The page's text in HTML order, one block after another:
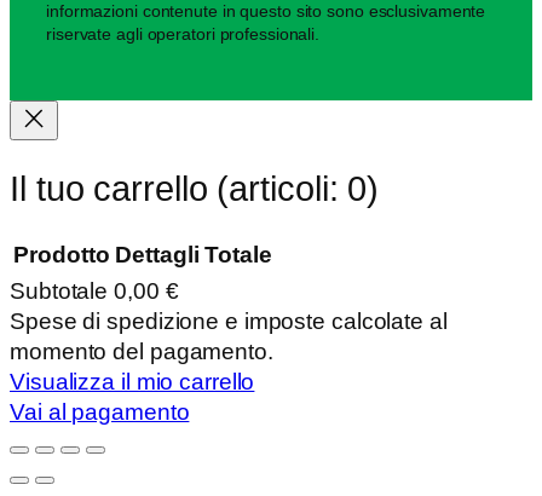
informazioni contenute in questo sito sono esclusivamente
riservate agli operatori professionali.
Il tuo carrello (articoli: 0)
Prodotti
nel
carrello
Prodotto Dettagli Totale
Subtotale0,00 €
Spese di spedizione e imposte calcolate al
momento del pagamento.
Visualizza il mio carrello
Vai al pagamento